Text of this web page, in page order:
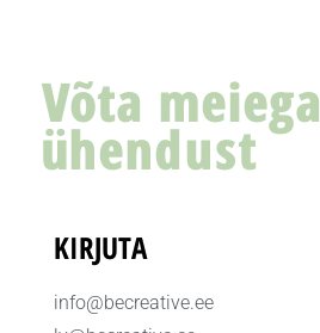
Võta meiega
ühendust
KIRJUTA
info@becreative.ee